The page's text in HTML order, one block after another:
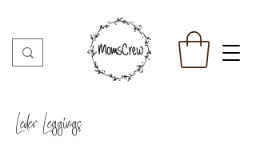
Leder Leggings